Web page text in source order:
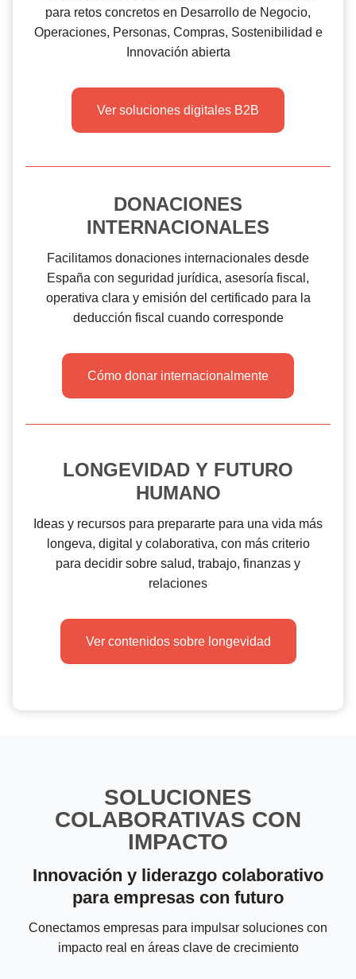
para retos concretos en Desarrollo de Negocio,
Operaciones, Personas, Compras, Sostenibilidad e
Innovación abierta
Ver soluciones digitales B2B
DONACIONES
INTERNACIONALES
Facilitamos donaciones internacionales desde
España con seguridad jurídica, asesoría fiscal,
operativa clara y emisión del certificado para la
deducción fiscal cuando corresponde
Cómo donar internacionalmente
LONGEVIDAD Y FUTURO
HUMANO
Ideas y recursos para prepararte para una vida más
longeva, digital y colaborativa, con más criterio
para decidir sobre salud, trabajo, finanzas y
relaciones
Ver contenidos sobre longevidad
SOLUCIONES
COLABORATIVAS CON
IMPACTO
Innovación y liderazgo colaborativo
para empresas con futuro
Conectamos empresas para impulsar soluciones con
impacto real en áreas clave de crecimiento